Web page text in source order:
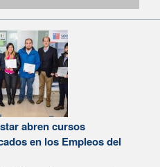
abren cursos
en los Empleos del